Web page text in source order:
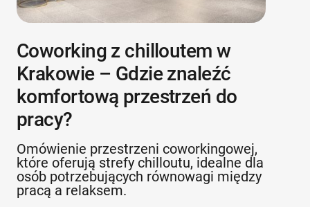
Coworking z chilloutem w
Krakowie – Gdzie znaleźć
komfortową przestrzeń do
pracy?
Omówienie przestrzeni coworkingowej,
które oferują strefy chilloutu, idealne dla
osób potrzebujących równowagi między
pracą a relaksem.